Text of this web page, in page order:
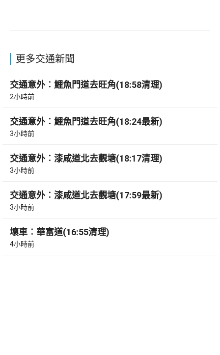
更多交通新聞
交通意外︰鯉魚門道去旺角(18:58清理)
2小時前
交通意外︰鯉魚門道去旺角(18:24最新)
3小時前
交通意外︰漆咸道北去觀塘(18:17清理)
3小時前
交通意外︰漆咸道北去觀塘(17:59最新)
3小時前
壞車︰華富道(16:55清理)
4小時前